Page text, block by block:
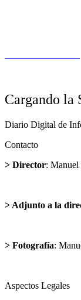
Cargando la
Diario Digital de
Contacto
> Director: Manuel
> Adjunto a la
> Fotografía:
Aspectos Legales